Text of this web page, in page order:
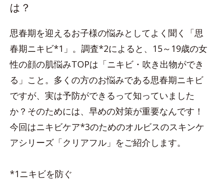
は？
思春期を迎えるお子様の悩みとしてよく聞く「思
春期ニキビ*1」。調査*2によると、15～19歳の女
性の顔の肌悩みTOPは「ニキビ・吹き出物ができ
る」こと。多くの方のお悩みである思春期ニキビ
ですが、実は予防ができるって知っていました
か？そのためには、早めの対策が重要なんです！
今回はニキビケア*3のためのオルビスのスキンケ
アシリーズ「クリアフル」をご紹介します。
*1ニキビを防ぐ